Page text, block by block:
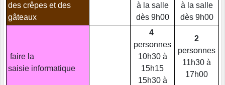
des crêpes et des
gâteaux
à la salle
dès 9h00
à la salle
dès 9h00
faire la
saisie informatique
4
personnes
10h30 à
15h15
15h30 à
2
personnes
11h30 à
17h00